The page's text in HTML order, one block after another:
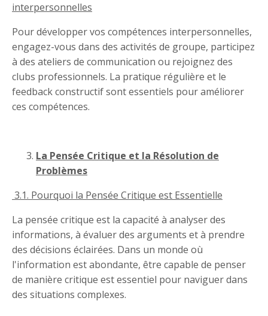
interpersonnelles
Pour développer vos compétences interpersonnelles,
engagez-vous dans des activités de groupe, participez
à des ateliers de communication ou rejoignez des
clubs professionnels. La pratique régulière et le
feedback constructif sont essentiels pour améliorer
ces compétences.
La Pensée Critique et la Résolution de
Problèmes
3.1. Pourquoi la Pensée Critique est Essentielle
La pensée critique est la capacité à analyser des
informations, à évaluer des arguments et à prendre
des décisions éclairées. Dans un monde où
l'information est abondante, être capable de penser
de manière critique est essentiel pour naviguer dans
des situations complexes.